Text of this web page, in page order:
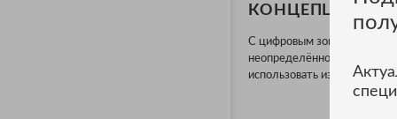
КОНЦЕПЦИЯ
С цифровым зондом вы
неопределённость
использовать